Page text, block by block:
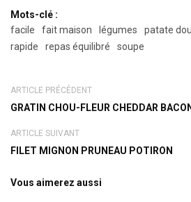
Mots-clé :
facile
fait maison légumes patate
rapide
repas équilibré soupe
ARTICLE PRÉCÉDENT
GRATIN CHOU-FLEUR CHEDDAR BACON
ARTICLE SUIVANT
FILET MIGNON PRUNEAU POTIRON
Vous aimerez aussi